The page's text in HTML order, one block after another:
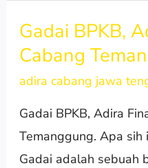
Gadai BPKB,
Cabang
adira cabang jawa
Gadai BPKB, Adira
Temanggung. Apa
Gadai adalah sebuah
Gadai
BPKB,
Adira
Cabang
Temanggung